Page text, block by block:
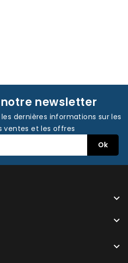
notre newsletter
dernières informations sur les
ventes et les offres


